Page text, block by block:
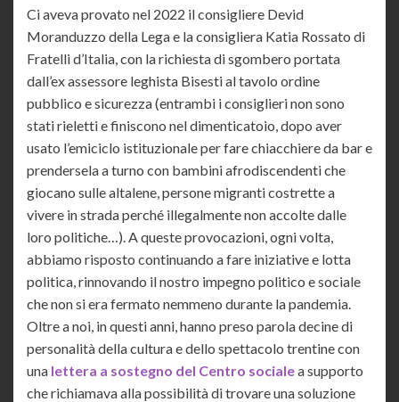
Ci aveva provato nel 2022 il consigliere Devid
Moranduzzo della Lega e la consigliera Katia Rossato di
Fratelli d’Italia, con la richiesta di sgombero portata
dall’ex assessore leghista Bisesti al tavolo ordine
pubblico e sicurezza (entrambi i consiglieri non sono
stati rieletti e finiscono nel dimenticatoio, dopo aver
usato l’emiciclo istituzionale per fare chiacchiere da bar e
prendersela a turno con bambini afrodiscendenti che
giocano sulle altalene, persone migranti costrette a
vivere in strada perché illegalmente non accolte dalle
loro politiche…). A queste provocazioni, ogni volta,
abbiamo risposto continuando a fare iniziative e lotta
politica, rinnovando il nostro impegno politico e sociale
che non si era fermato nemmeno durante la pandemia.
Oltre a noi, in questi anni, hanno preso parola decine di
personalità della cultura e dello spettacolo trentine con
una lettera a sostegno del Centro socialea supporto
che richiamava alla possibilità di trovare una soluzione